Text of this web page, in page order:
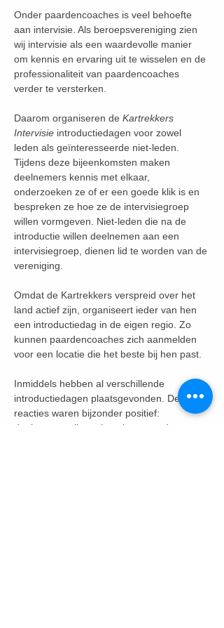
Onder paardencoaches is veel behoefte
aan intervisie. Als beroepsvereniging zien
wij intervisie als een waardevolle manier
om kennis en ervaring uit te wisselen en de
professionaliteit van paardencoaches
verder te versterken.
Daarom organiseren de Kartrekkers
Intervisie introductiedagen voor zowel
leden als geïnteresseerde niet-leden.
Tijdens deze bijeenkomsten maken
deelnemers kennis met elkaar,
onderzoeken ze of er een goede klik is en
bespreken ze hoe ze de intervisiegroep
willen vormgeven. Niet-leden die na de
introductie willen deelnemen aan een
intervisiegroep, dienen lid te worden van de
vereniging.
Omdat de Kartrekkers verspreid over het
land actief zijn, organiseert ieder van hen
een introductiedag in de eigen regio. Zo
kunnen paardencoaches zich aanmelden
voor een locatie die het beste bij hen past.
Inmiddels hebben al verschillende
introductiedagen plaatsgevonden. De
reacties waren bijzonder positief:
deelnemers zijn enthousiast over de